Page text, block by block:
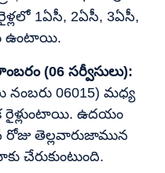
1ఏసీ, 2ఏసీ, 3ఏసీ,
ఉంటాయి.
(06 సర్వీసులు):
06015) మధ్య
రైళ్లుంటాయి. ఉదయం
రోజు తెల్లవారుజామున
చేరుకుంటుంది.